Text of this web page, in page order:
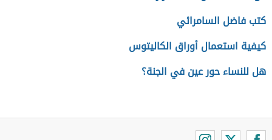
كتب فاضل السامرائي
كيفية استعمال أوراق الكاليتوس
هل للنساء حور عين في الجنة؟